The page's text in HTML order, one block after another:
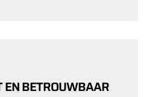
BETROUWBAAR